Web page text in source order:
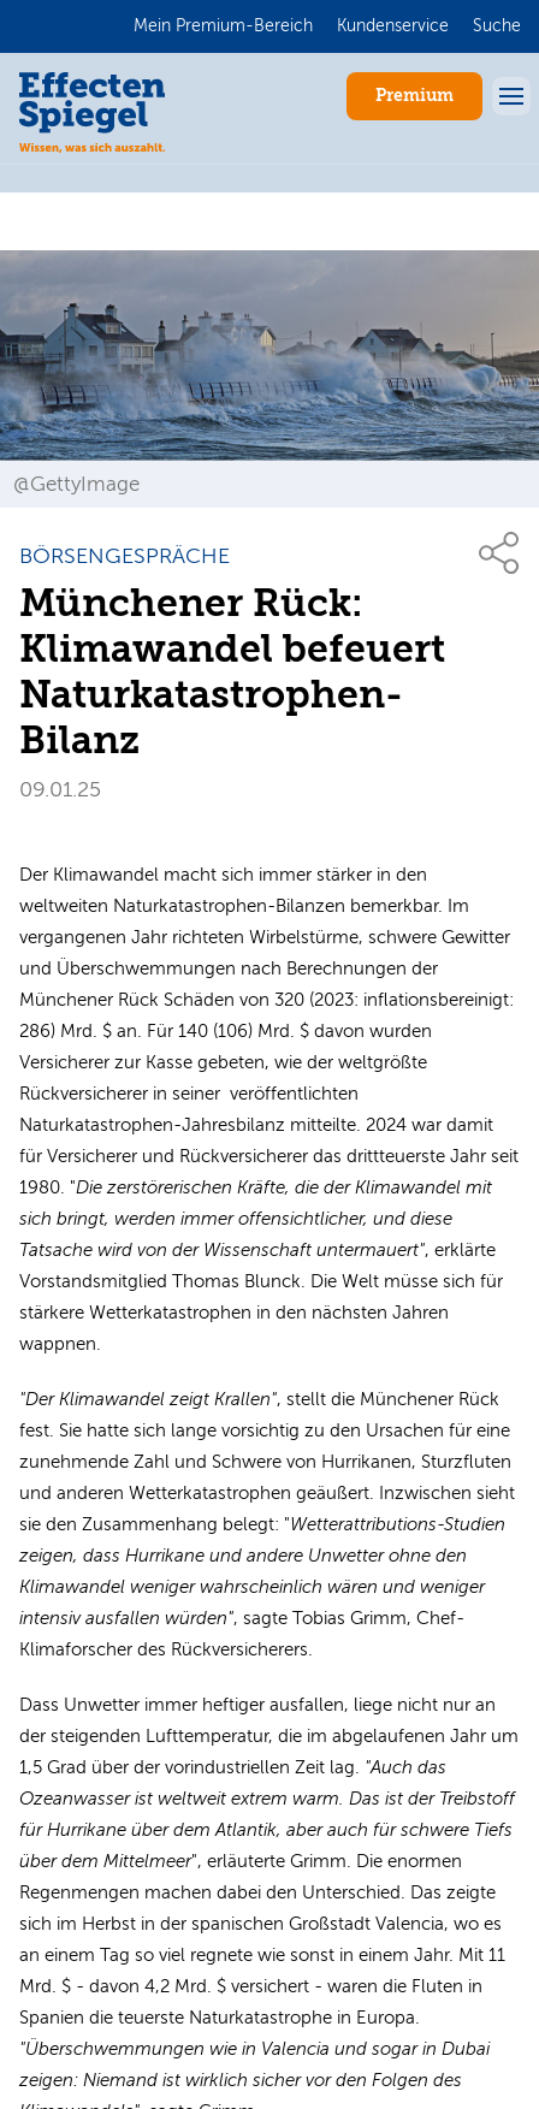
Mein Premium-Bereich Kundenservice Suche
Premium
@GettyImage
BÖRSENGESPRÄCHE
Münchener Rück:
Klimawandel befeuert
Naturkatastrophen-
Bilanz
09.01.25
Der Klimawandel macht sich immer stärker in den
weltweiten Naturkatastrophen-Bilanzen bemerkbar. Im
vergangenen Jahr richteten Wirbelstürme, schwere Gewitter
und Überschwemmungen nach Berechnungen der
Münchener Rück Schäden von 320 (2023: inflationsbereinigt:
286) Mrd. $ an. Für 140 (106) Mrd. $ davon wurden
Versicherer zur Kasse gebeten, wie der weltgrößte
Rückversicherer in seiner veröffentlichten
Naturkatastrophen-Jahresbilanz mitteilte. 2024 war damit
für Versicherer und Rückversicherer das drittteuerste Jahr seit
1980. "Die zerstörerischen Kräfte, die der Klimawandel mit
sich bringt, werden immer offensichtlicher, und diese
Tatsache wird von der Wissenschaft untermauert", erklärte
Vorstandsmitglied Thomas Blunck. Die Welt müsse sich für
stärkere Wetterkatastrophen in den nächsten Jahren
wappnen.
"Der Klimawandel zeigt Krallen", stellt die Münchener Rück
fest. Sie hatte sich lange vorsichtig zu den Ursachen für eine
zunehmende Zahl und Schwere von Hurrikanen, Sturzfluten
und anderen Wetterkatastrophen geäußert. Inzwischen sieht
sie den Zusammenhang belegt: "Wetterattributions-Studien
zeigen, dass Hurrikane und andere Unwetter ohne den
Klimawandel weniger wahrscheinlich wären und weniger
intensiv ausfallen würden", sagte Tobias Grimm, Chef-
Klimaforscher des Rückversicherers.
Dass Unwetter immer heftiger ausfallen, liege nicht nur an
der steigenden Lufttemperatur, die im abgelaufenen Jahr um
1,5 Grad über der vorindustriellen Zeit lag. "Auch das
Ozeanwasser ist weltweit extrem warm. Das ist der Treibstoff
für Hurrikane über dem Atlantik, aber auch für schwere Tiefs
über dem Mittelmeer", erläuterte Grimm. Die enormen
Regenmengen machen dabei den Unterschied. Das zeigte
sich im Herbst in der spanischen Großstadt Valencia, wo es
an einem Tag so viel regnete wie sonst in einem Jahr. Mit 11
Mrd. $ - davon 4,2 Mrd. $ versichert - waren die Fluten in
Spanien die teuerste Naturkatastrophe in Europa.
"Überschwemmungen wie in Valencia und sogar in Dubai
zeigen: Niemand ist wirklich sicher vor den Folgen des
Anmelden